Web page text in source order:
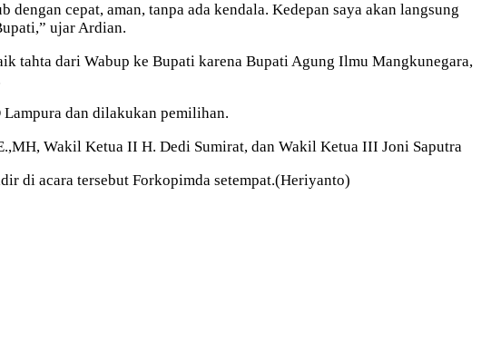
cepat, aman, tanpa ada kendala. Kedepan saya akan langsung
ujar Ardian.
tahta dari Wabup ke Bupati karena Bupati Agung Ilmu Mangkunegara,
Lampura dan dilakukan pemilihan.
Wakil Ketua II H. Dedi Sumirat, dan Wakil Ketua III Joni Saputra
di acara tersebut Forkopimda setempat.(Heriyanto)